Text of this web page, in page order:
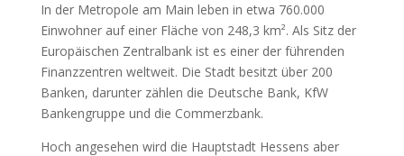
In der Metropole am Main leben in etwa 760.000
Einwohner auf einer Fläche von 248,3 km². Als Sitz der
Europäischen Zentralbank ist es einer der führenden
Finanzzentren weltweit. Die Stadt besitzt über 200
Banken, darunter zählen die Deutsche Bank, KfW
Bankengruppe und die Commerzbank.
Hoch angesehen wird die Hauptstadt Hessens aber